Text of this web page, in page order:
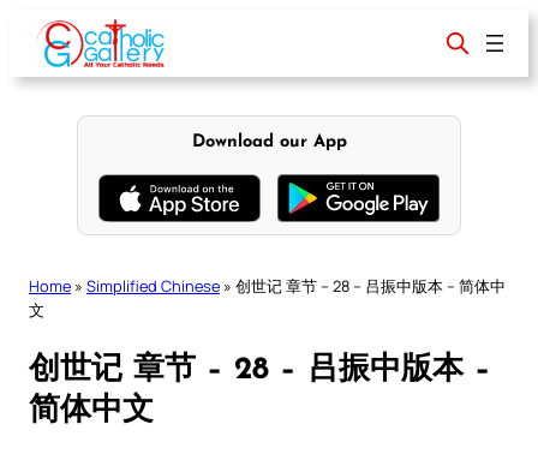
content
Download our App
Home » Simplified Chinese » 创世记 章节 – 28 – 吕振中版本 – 简体中
文
创世记 章节 – 28 – 吕振中版本 –
简体中文